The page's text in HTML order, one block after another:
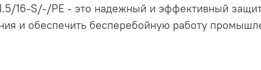
1.5/16-S/-/PE - это надежный и эффективный
и обеспечить бесперебойную работу